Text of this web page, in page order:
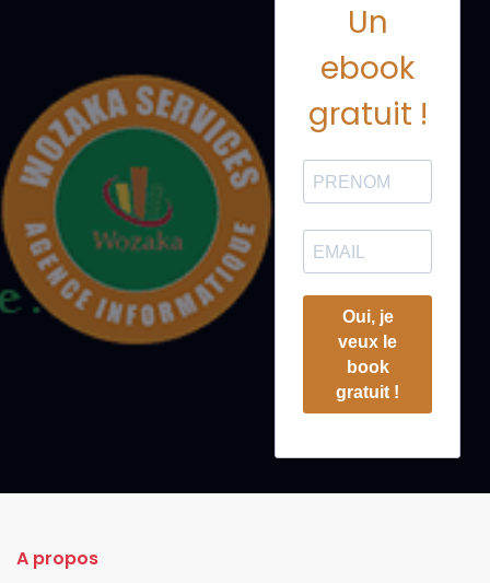
Un
ebook
gratuit !
Oui, je
veux le
book
gratuit !
A propos